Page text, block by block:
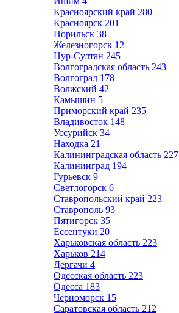
Красноярский край 280
Красноярск 201
Норильск 38
Железногорск 12
Нур-Султан 245
Волгоградская область 243
Волгоград 178
Волжский 42
Камышин 5
Приморский край 235
Владивосток 148
Уссурийск 34
Находка 21
Калининградская область 227
Калининград 194
Гурьевск 9
Светлогорск 6
Ставропольский край 223
Ставрополь 93
Пятигорск 35
Ессентуки 20
Харьковская область 223
Харьков 214
Дергачи 4
Одесская область 223
Одесса 183
Черноморск 15
Саратовская область 212